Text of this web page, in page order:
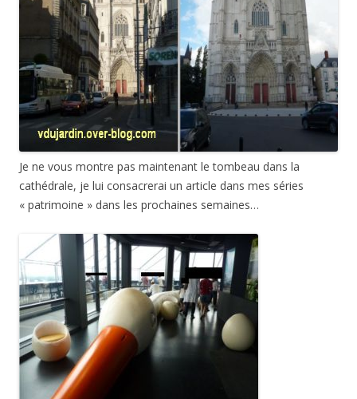
Je ne vous montre pas maintenant le tombeau dans la
cathédrale, je lui consacrerai un article dans mes séries
« patrimoine » dans les prochaines semaines…